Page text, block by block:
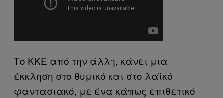
Το ΚΚΕ από την άλλη, κάνει μια
έκκληση στο θυμικό και στο λαϊκό
φαντασιακό, με ένα κάπως επιθετικό